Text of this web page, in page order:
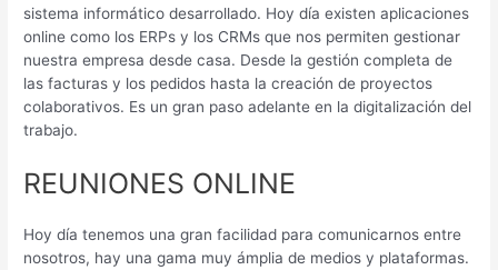
sistema informático desarrollado. Hoy día existen aplicaciones
online como los ERPs y los CRMs que nos permiten gestionar
nuestra empresa desde casa. Desde la gestión completa de
las facturas y los pedidos hasta la creación de proyectos
colaborativos. Es un gran paso adelante en la digitalización del
trabajo.
REUNIONES ONLINE
Hoy día tenemos una gran facilidad para comunicarnos entre
nosotros, hay una gama muy ámplia de medios y plataformas.